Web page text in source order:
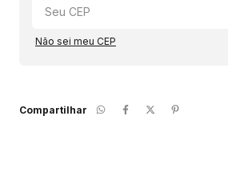
Não sei meu CEP
Compartilhar